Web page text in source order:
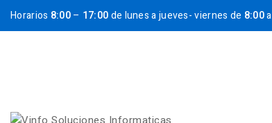
Horarios 8:00– 17:00de lunes a jueves- viernes de 8:00a